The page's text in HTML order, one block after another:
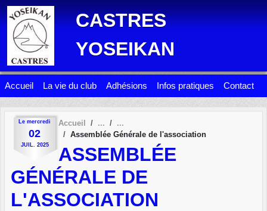
CASTRES
YOSEIKAN
Accueil La vie du club Adhésions Infos pratiques Contact
Le mercredi
02
JUIL. 2025
Accueil
Assemblée Générale de l'association
ASSEMBLÉE
GÉNÉRALE DE
L'ASSOCIATION
Panneau de gestion des cookies